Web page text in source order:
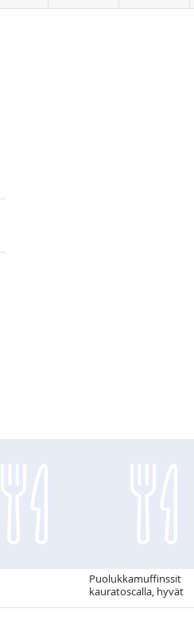
Puolukkamuffinssit
kauratoscalla, hyvät